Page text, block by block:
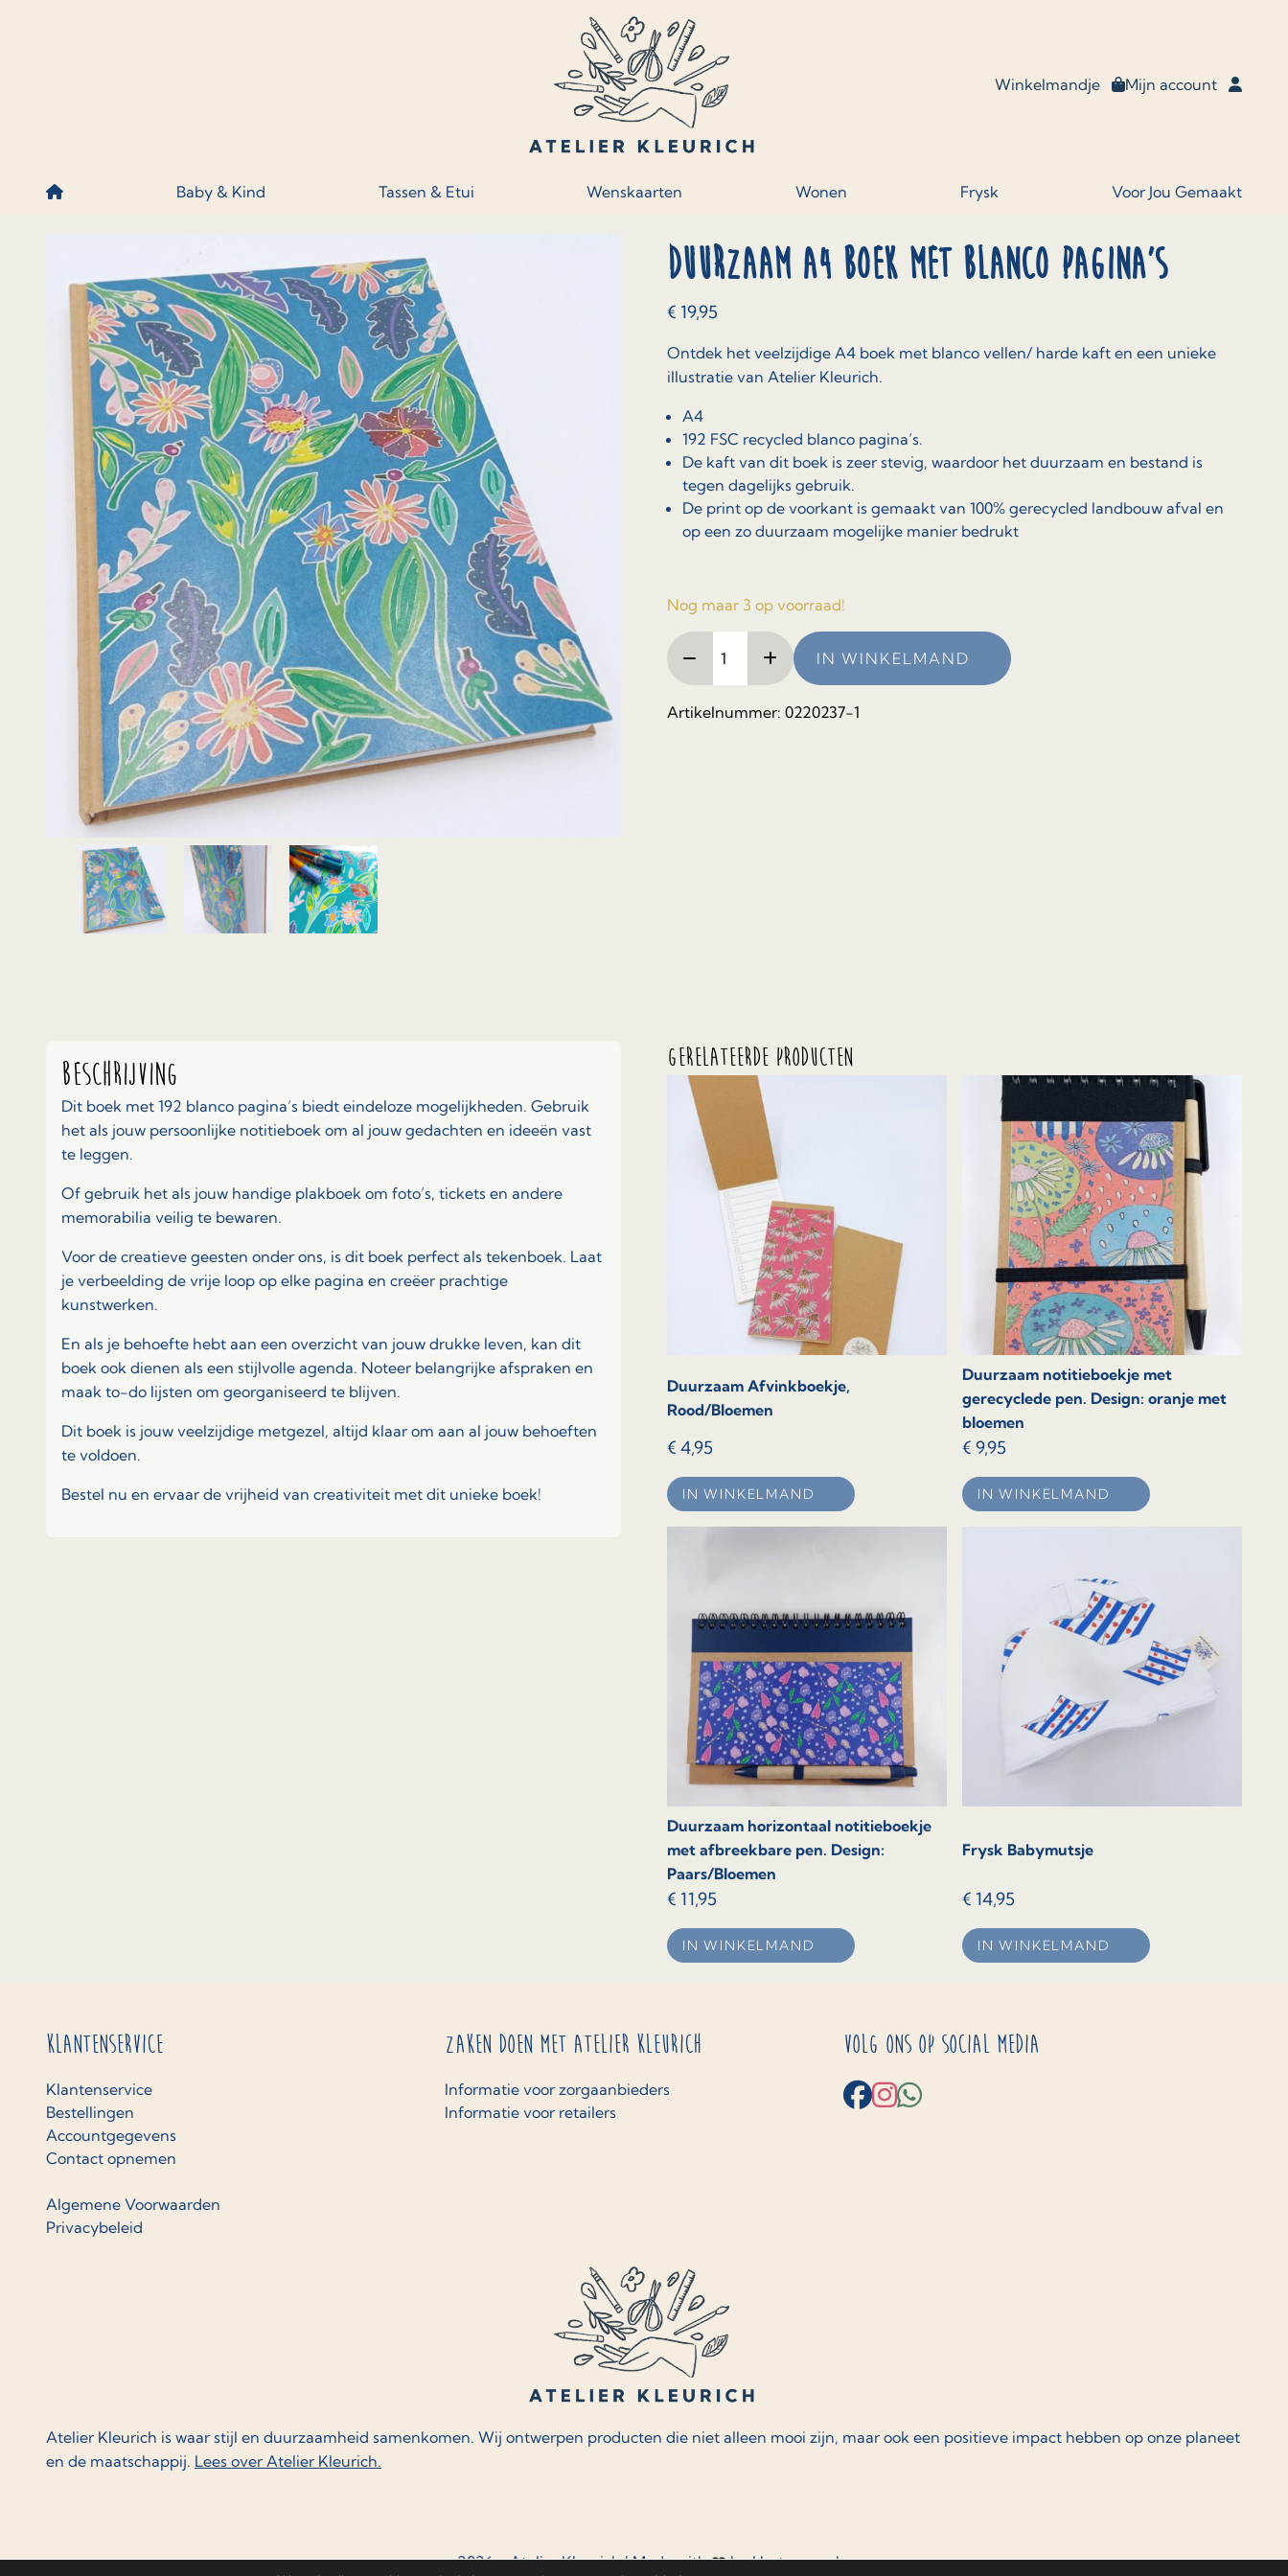
Winkelmandje Mijn account
Baby & Kind Tassen & Etui Wenskaarten Wonen Frysk Voor Jou Gemaakt
Duurzaam A4 boek met blanco pagina’s
€ 19,95
Ontdek het veelzijdige A4 boek met blanco vellen/ harde kaft en een unieke
illustratie van Atelier Kleurich.
A4
192 FSC recycled blanco pagina’s.
De kaft van dit boek is zeer stevig, waardoor het duurzaam en bestand is
tegen dagelijks gebruik.
De print op de voorkant is gemaakt van 100% gerecycled landbouw afval en
op een zo duurzaam mogelijke manier bedrukt
Nog maar 3 op voorraad!
Duurzaam
A4
boek
met
IN WINKELMAND
Artikelnummer: 0220237-1
Beschrijving
Dit boek met 192 blanco pagina’s biedt eindeloze mogelijkheden. Gebruik
het als jouw persoonlijke notitieboek om al jouw gedachten en ideeën vast
te leggen.
Of gebruik het als jouw handige plakboek om foto’s, tickets en andere
memorabilia veilig te bewaren.
Voor de creatieve geesten onder ons, is dit boek perfect als tekenboek. Laat
je verbeelding de vrije loop op elke pagina en creëer prachtige
kunstwerken.
En als je behoefte hebt aan een overzicht van jouw drukke leven, kan dit
boek ook dienen als een stijlvolle agenda. Noteer belangrijke afspraken en
maak to-do lijsten om georganiseerd te blijven.
Dit boek is jouw veelzijdige metgezel, altijd klaar om aan al jouw behoeften
te voldoen.
Bestel nu en ervaar de vrijheid van creativiteit met dit unieke boek!
Gerelateerde producten
Duurzaam Afvinkboekje,
Rood/Bloemen
€ 4,95
IN WINKELMAND
Duurzaam notitieboekje met
gerecyclede pen. Design: oranje met
bloemen
€ 9,95
IN WINKELMAND
Duurzaam horizontaal notitieboekje
met afbreekbare pen. Design:
Paars/Bloemen
€ 11,95
IN WINKELMAND
Frysk Babymutsje
€ 14,95
IN WINKELMAND
Klantenservice
Klantenservice
Bestellingen
Accountgegevens
Contact opnemen
Algemene Voorwaarden
Privacybeleid
Zaken doen met Atelier Kleurich
Informatie voor zorgaanbieders
Informatie voor retailers
Volg ons op social media
Atelier Kleurich is waar stijl en duurzaamheid samenkomen. Wij ontwerpen producten die niet alleen mooi zijn, maar ook een positieve impact hebben op onze planeet
en de maatschappij. Lees over Atelier Kleurich.
© 2026 - Atelier Kleurich | Made with byHartvoorweb